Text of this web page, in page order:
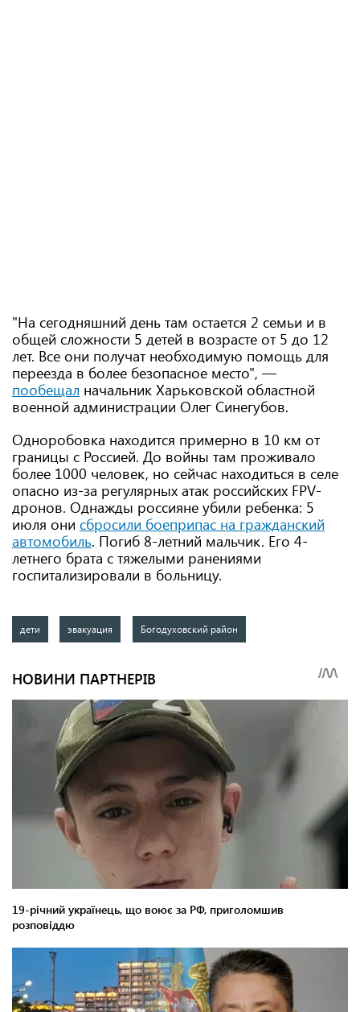
"На сегодняшний день там остается 2 семьи и в
общей сложности 5 детей в возрасте от 5 до 12
лет. Все они получат необходимую помощь для
переезда в более безопасное место", —
пообещал начальник Харьковской областной
военной администрации Олег Синегубов.
Одноробовка находится примерно в 10 км от
границы с Россией. До войны там проживало
более 1000 человек, но сейчас находиться в селе
опасно из-за регулярных атак российских FPV-
дронов. Однажды россияне убили ребенка: 5
июля они сбросили боеприпас на гражданский
автомобиль. Погиб 8-летний мальчик. Его 4-
летнего брата с тяжелыми ранениями
госпитализировали в больницу.
дети эвакуация Богодуховский район